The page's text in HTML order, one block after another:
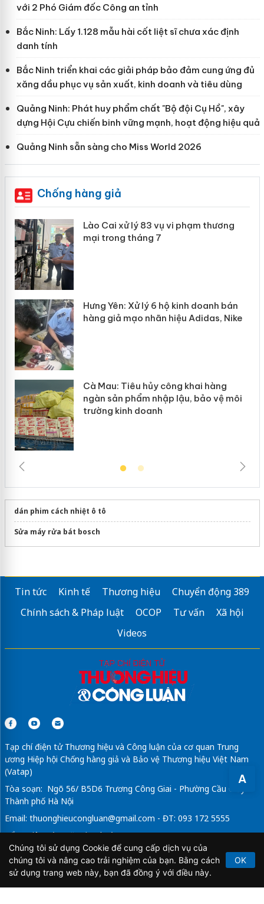
A
với 2 Phó Giám đốc Công an tỉnh
Bắc Ninh: Lấy 1.128 mẫu hài cốt liệt sĩ chưa xác định
danh tính
Bắc Ninh triển khai các giải pháp bảo đảm cung ứng đủ
xăng dầu phục vụ sản xuất, kinh doanh và tiêu dùng
Quảng Ninh: Phát huy phẩm chất "Bộ đội Cụ Hồ", xây
dựng Hội Cựu chiến binh vững mạnh, hoạt động hiệu quả
Quảng Ninh sẵn sàng cho Miss World 2026
Chống hàng giả
Lào Cai xử lý 83 vụ vi phạm thương
mại trong tháng 7
Hưng Yên: Xử lý 6 hộ kinh doanh bán
hàng giả mạo nhãn hiệu Adidas, Nike
Cà Mau: Tiêu hủy công khai hàng
ngàn sản phẩm nhập lậu, bảo vệ môi
trường kinh doanh
dán phim cách nhiệt ô tô
Sửa máy rửa bát bosch
Tin tức Kinh tế Thương hiệu
Chuyển động 389
Chính sách & Pháp luật
OCOP Tư vấn
Xã hội
Videos
Tạp chí điện tử Thương hiệu và Công luận của cơ quan Trung
ương Hiệp hội Chống hàng giả và Bảo vệ Thương hiệu Việt Nam
(Vatap)
Tòa soạn: Ngõ 56/ B5D6 Trương Công Giai - Phường Cầu Giấy -
Thành phố Hà Nội
Email: thuonghieucongluan@gmail.com - ĐT: 093 172 5555
Tổng Biên Tập: Vũ Đức Thuận
Giấy phép hoạt động báo chí điện tử số 64/GP-BTTTT do Bộ
Thông tin và Truyền thông cấp ngày 21/2/2020.
Chúng tôi sử dụng Cookie để cung cấp dịch vụ của
chúng tôi và nâng cao trải nghiệm của bạn. Bằng cách
sử dụng trang web này, bạn đã đồng ý với điều này.
OK